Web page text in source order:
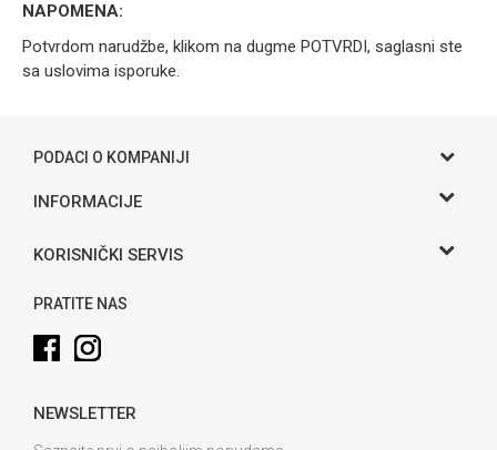
NAPOMENA:
Potvrdom narudžbe, klikom na dugme POTVRDI, saglasni ste
sa uslovima isporuke.
PODACI O KOMPANIJI
Gama S doo
Adresa
Telefon:
Email:
Račun
INFORMACIJE
O nama
KORISNIČKI SERVIS
Uslovi korišćenja i prodaje
Kako kupiti
Plaćanje karticama
Isporuka
PRATITE NAS
NEWSLETTER